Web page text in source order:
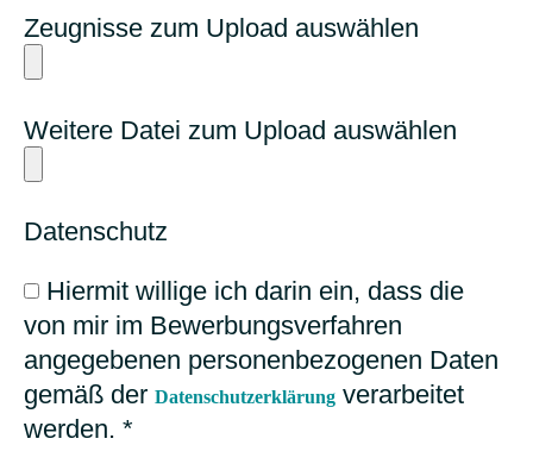
Zeugnisse zum Upload auswählen
Weitere Datei zum Upload auswählen
Datenschutz
Hiermit willige ich darin ein, dass die
von mir im Bewerbungsverfahren
angegebenen personenbezogenen Daten
gemäß der Datenschutzerklärung verarbeitet
werden. *